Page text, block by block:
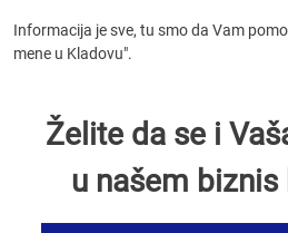
Informacija je sve, tu smo da Vam
mene u Kladovu".
Želite da se i
u našem biznis